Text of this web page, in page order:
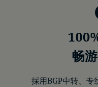
畅
採用BGP中转、专